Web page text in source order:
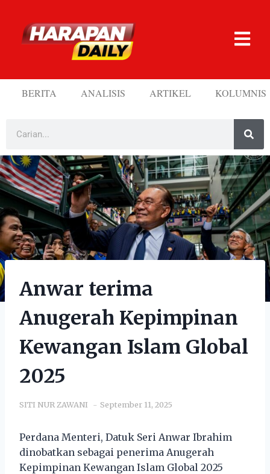
BERITA ANALISIS ARTIKEL KOLUMNIS
Anwar terima
Anugerah Kepimpinan
Kewangan Islam Global
2025
SITI NUR ZAWANI September 11, 2025
Perdana Menteri, Datuk Seri Anwar Ibrahim
dinobatkan sebagai penerima Anugerah
Kepimpinan Kewangan Islam Global 2025